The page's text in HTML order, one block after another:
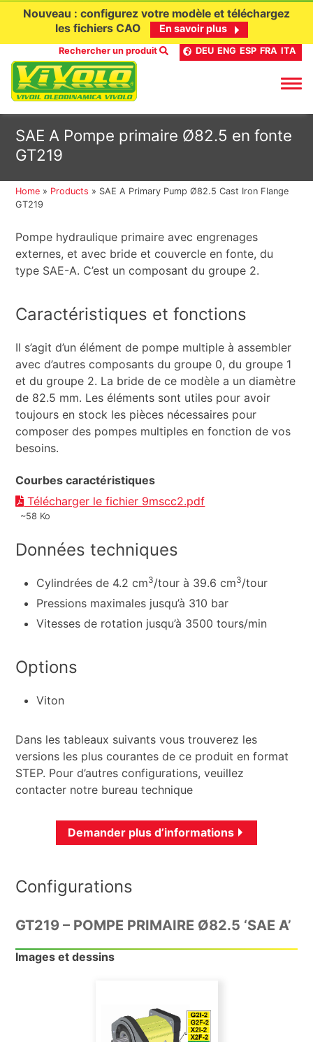
contenu
Nouveau : configurez votre modèle et téléchargez
les fichiers CAO
En savoir plus
Rechercher un produit DEU ENG ESP FRA ITA
SAE A Pompe primaire Ø82.5 en fonte
GT219
Home » Products » SAE A Primary Pump Ø82.5 Cast Iron Flange
GT219
Pompe hydraulique primaire avec engrenages
externes, et avec bride et couvercle en fonte, du
type SAE-A. C’est un composant du groupe 2.
Caractéristiques et fonctions
Il s’agit d’un élément de pompe multiple à assembler
avec d’autres composants du groupe 0, du groupe 1
et du groupe 2. La bride de ce modèle a un diamètre
de 82.5 mm. Les éléments sont utiles pour avoir
toujours en stock les pièces nécessaires pour
composer des pompes multiples en fonction de vos
besoins.
Courbes caractéristiques
Télécharger le fichier 9mscc2.pdf
~58 Ko
Données techniques
Cylindrées de 4.2 cm3/tour à 39.6 cm3/tour
Pressions maximales jusqu’à 310 bar
Vitesses de rotation jusqu’à 3500 tours/min
Options
Viton
Dans les tableaux suivants vous trouverez les
versions les plus courantes de ce produit en format
STEP. Pour d’autres configurations, veuillez
contacter notre bureau technique
Demander plus d’informations
Configurations
GT219 – POMPE PRIMAIRE Ø82.5 ‘SAE A’
Images et dessins